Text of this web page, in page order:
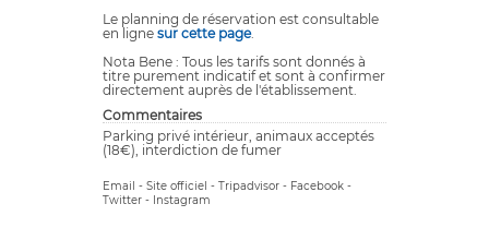
Le planning de réservation est consultable
en ligne sur cette page.
Nota Bene : Tous les tarifs sont donnés à
titre purement indicatif et sont à confirmer
directement auprès de l'établissement.
Commentaires
Parking privé intérieur, animaux acceptés
(18€), interdiction de fumer
Email - Site officiel - Tripadvisor - Facebook -
Twitter - Instagram